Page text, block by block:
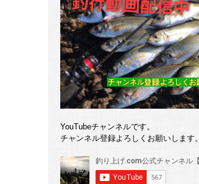
YouTubeチャンネルです。
チャンネル登録よろしくお願いします。